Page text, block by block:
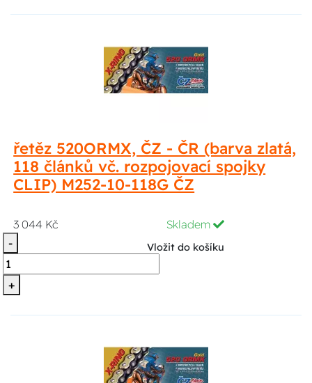
řetěz 520ORMX, ČZ - ČR (barva zlatá,
118 článků vč. rozpojovací spojky
CLIP) M252-10-118G ČZ
3 044 Kč
Skladem
-
+
Vložit do košíku